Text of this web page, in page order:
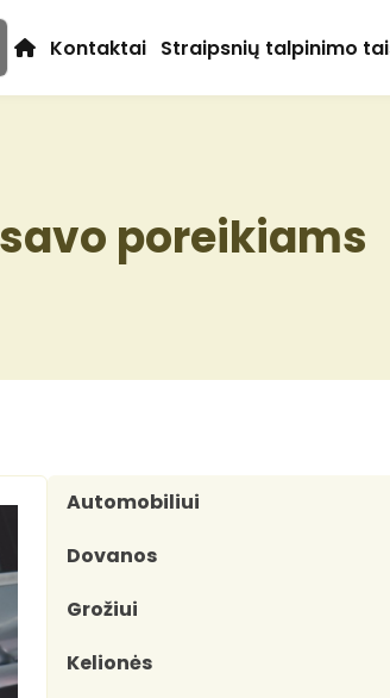
Kontaktai Straipsnių talpinimo
poreikiams
Automobiliui
Dovanos
Grožiui
Kelionės